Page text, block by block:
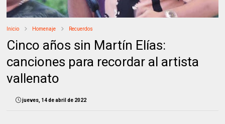
Inicio Homenaje Recuerdos
Cinco años sin Martín Elías:
canciones para recordar al artista
vallenato
jueves, 14 de abril de 2022